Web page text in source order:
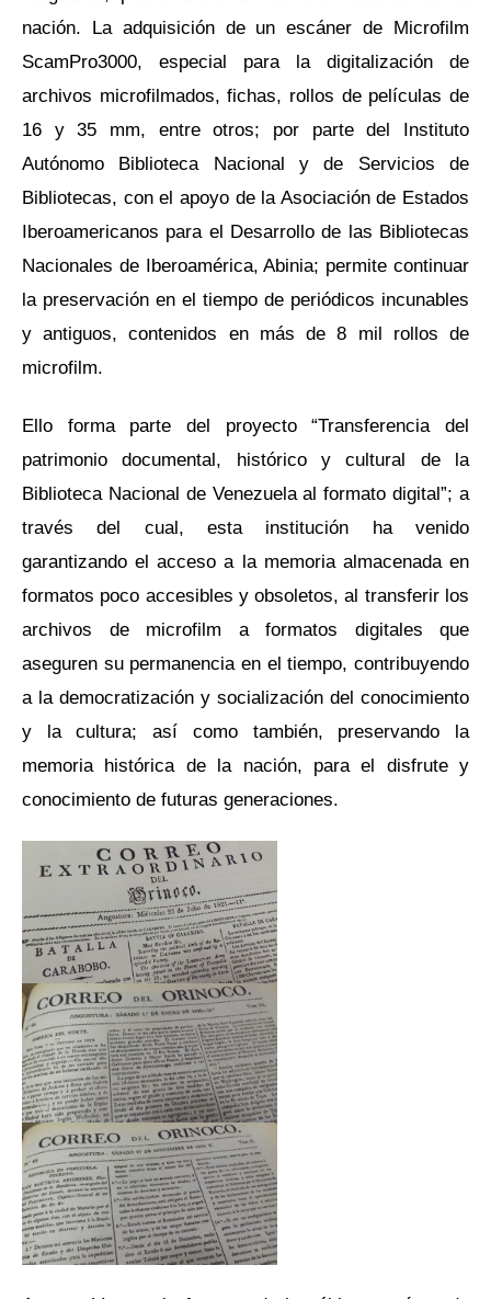
nación. La adquisición de un escáner de Microfilm
ScamPro3000, especial para la digitalización de
archivos microfilmados, fichas, rollos de películas de
16 y 35 mm, entre otros; por parte del Instituto
Autónomo Biblioteca Nacional y de Servicios de
Bibliotecas, con el apoyo de la Asociación de Estados
Iberoamericanos para el Desarrollo de las Bibliotecas
Nacionales de Iberoamérica, Abinia; permite continuar
la preservación en el tiempo de periódicos incunables
y antiguos, contenidos en más de 8 mil rollos de
microfilm.
Ello forma parte del proyecto “Transferencia del
patrimonio documental, histórico y cultural de la
Biblioteca Nacional de Venezuela al formato digital”; a
través del cual, esta institución ha venido
garantizando el acceso a la memoria almacenada en
formatos poco accesibles y obsoletos, al transferir los
archivos de microfilm a formatos digitales que
aseguren su permanencia en el tiempo, contribuyendo
a la democratización y socialización del conocimiento
y la cultura; así como también, preservando la
memoria histórica de la nación, para el disfrute y
conocimiento de futuras generaciones.